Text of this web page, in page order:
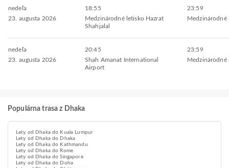
nedeľa
23. augusta 2026
18:55
Medzinárodné letisko Hazrat
Shahjalal
23:59
Medzinárodné
nedeľa
23. augusta 2026
20:45
Shah Amanat International
Airport
23:59
Medzinárodné
Populárna trasa z Dhaka
Lety od Dhaka do Kuala Lumpur
Lety od Dhaka do Dhaka
Lety od Dhaka do Kathmandu
Lety od Dhaka do Rome
Lety od Dhaka do Singapore
Lety od Dhaka do Doha